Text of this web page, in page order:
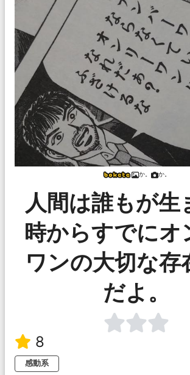
か。 か。
人間は誰もが生
時からすでにオ
ワンの大切な存
だよ。
8
感動系